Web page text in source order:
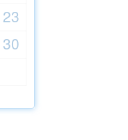
23
30